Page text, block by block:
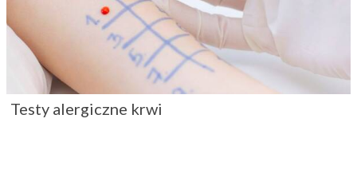
Testy alergiczne krwi